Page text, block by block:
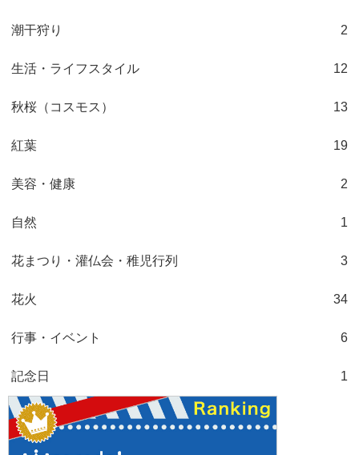
潮干狩り 2
生活・ライフスタイル 12
秋桜（コスモス） 13
紅葉 19
美容・健康 2
自然 1
花まつり・灌仏会・稚児行列 3
花火 34
行事・イベント 6
記念日 1